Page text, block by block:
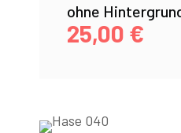
ohne
25,00 €